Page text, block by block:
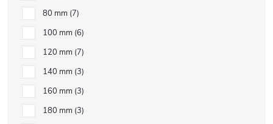
80 mm 7
100 mm 6
120 mm 7
140 mm 3
160 mm 3
180 mm 3